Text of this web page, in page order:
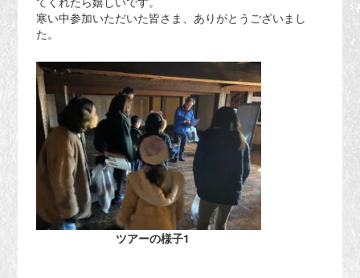
寒い中参加いただいた皆さま、ありがとうございまし
た。
ツアーの様子1